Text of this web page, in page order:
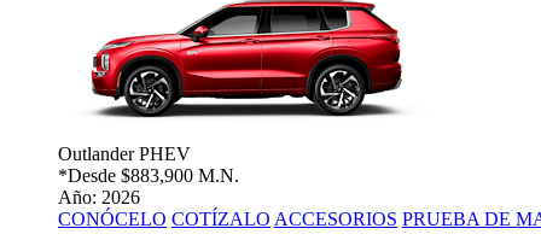
Outlander PHEV
*Desde $883,900 M.N.
Año: 2026
CONÓCELO COTÍZALO ACCESORIOS PRUEBA DE